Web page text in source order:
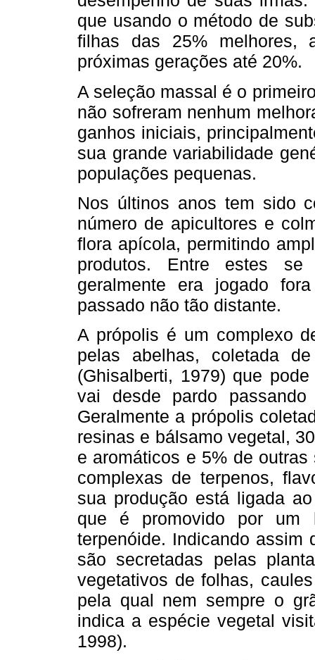
que usando o método de
filhas das 25% melhores,
próximas gerações até 20%.
A seleção massal é o
não sofreram nenhum
ganhos iniciais,
sua grande variabilidade
populações pequenas.
Nos últinos anos tem sido
número de apicultores e
flora apícola, permitindo
produtos. Entre estes
geralmente era jogado
passado não tão distante.
A própolis é um complexo
pelas abelhas, coletada
(Ghisalberti, 1979) que
vai desde pardo
Geralmente a própolis
resinas e bálsamo vegetal,
e aromáticos e 5% de
complexas de terpenos,
sua produção está ligada
que é promovido por um
terpenóide. Indicando assim
são secretadas pelas
vegetativos de folhas,
pela qual nem sempre o
indica a espécie vegetal
1998).